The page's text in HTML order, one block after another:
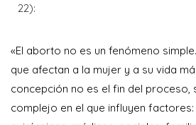
22):
«El aborto no es un fenómeno
que afectan a la mujer y a su vida
concepción no es el fin del proceso,
complejo en el que influyen